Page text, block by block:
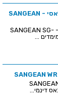
רדיו שולחני / נייד אנלוגי בעיצוב קלאסי - SANGEAN
רדיו שולחני / נייד אנלוגי בעיצוב קלאסי - SANGEAN SG-
דינמי...